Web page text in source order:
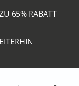
65% RABATT